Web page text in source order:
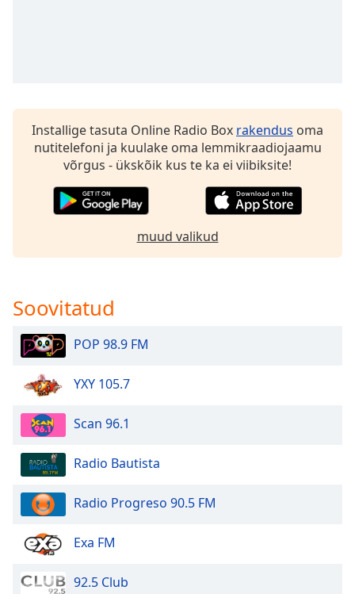
Style
Font
Reset
Done
Close
Modal
Dialog
End
dialog
window.
Installige tasuta Online Radio Box rakendus oma
nutitelefoni ja kuulake oma lemmikraadiojaamu
võrgus - ükskõik kus te ka ei viibiksite!
muud valikud
Soovitatud
POP 98.9 FM
YXY 105.7
Scan 96.1
Radio Bautista
Radio Progreso 90.5 FM
Exa FM
92.5 Club